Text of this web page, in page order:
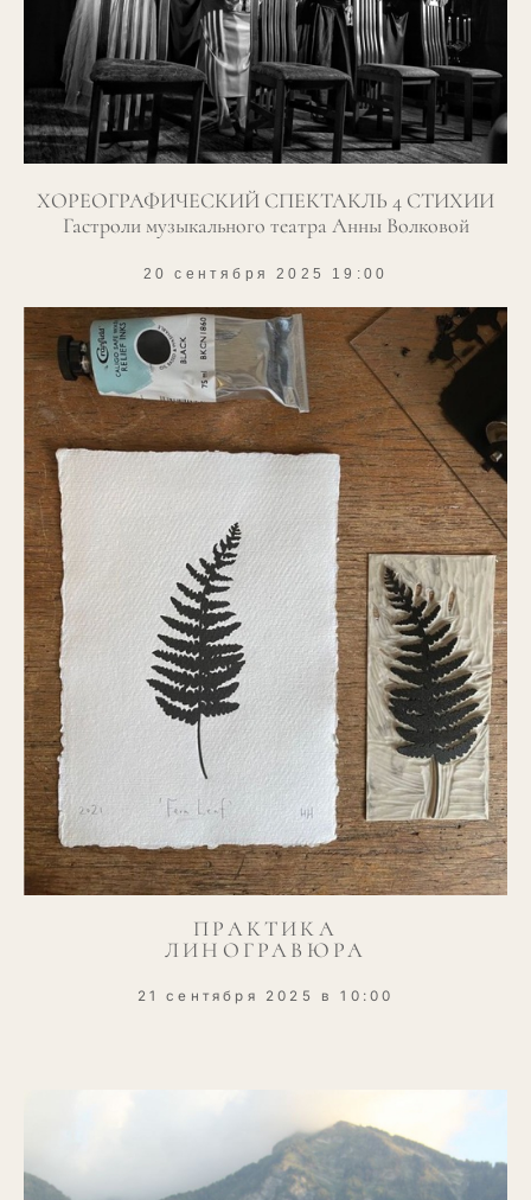
ХОРЕОГРАФИЧЕСКИЙ СПЕКТАКЛЬ 4 СТИХИИ
Гастроли музыкального театра Анны Волковой
20 сентября 2025 19:00
ПРАКТИКА
ЛИНОГРАВЮРА
21 сентября 2025 в 10:00